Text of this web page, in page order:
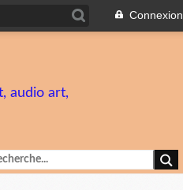
Connexion
audio art,